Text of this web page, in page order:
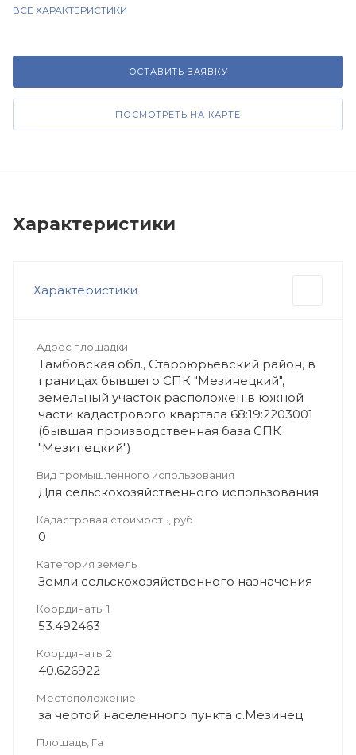
ВСЕ ХАРАКТЕРИСТИКИ
ОСТАВИТЬ ЗАЯВКУ
ПОСМОТРЕТЬ НА КАРТЕ
Характеристики
Характеристики
Адрес площадки
Тамбовская обл., Староюрьевский район, в
границах бывшего СПК "Мезинецкий",
земельный участок расположен в южной
части кадастрового квартала 68:19:2203001
(бывшая производственная база СПК
"Мезинецкий")
Вид промышленного использования
Для сельскохозяйственного использования
Кадастровая стоимость, руб
0
Категория земель
Земли сельскохозяйственного назначения
Координаты 1
53.492463
Координаты 2
40.626922
Местоположение
за чертой населенного пункта с.Мезинец
Площадь, Га